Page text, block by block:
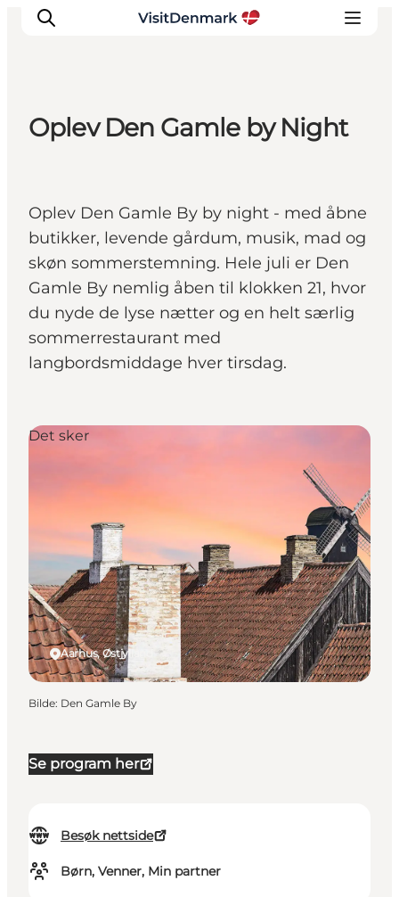
Aktiviteter
Overnatting
Planlegg reisen
Oplev Den Gamle by Night
Oplev Den Gamle By by night - med åbne
butikker, levende gårdum, musik, mad og
skøn sommerstemning. Hele juli er Den
Gamle By nemlig åben til klokken 21, hvor
du nyde de lyse nætter og en helt særlig
sommerrestaurant med
langbordsmiddage hver tirsdag.
Se program her
Besøk nettside
Børn, Venner, Min partner
Aarhus, Østjylland
Det sker
Bilde: Den Gamle By